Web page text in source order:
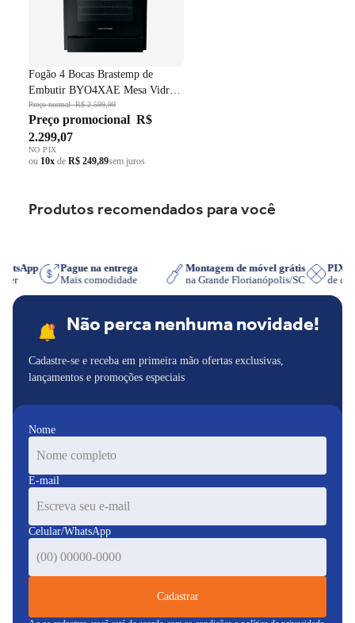
Fogão 4 Bocas Brastemp de
Embutir BYO4XAE Mesa Vidro
Grade em Ferro Fundido Dupla
Chama Preto Bivolt
Preço normalR$ 2.599,99
Preço promocional R$
2.299,07
NO PIX
ou 10x de R$ 249,89sem juros
Produtos recomendados para você
Pague na entrega
Mais comodidade
Montagem de móvel grátis
na Grande Florianópolis/SC
PIX
de
Não perca nenhuma novidade!
Cadastre-se e receba em primeira mão ofertas exclusivas,
lançamentos e promoções especiais
Nome
E-mail
Celular/WhatsApp
Cadastrar